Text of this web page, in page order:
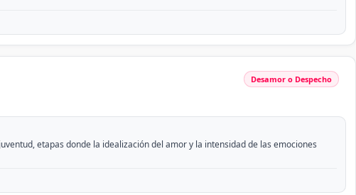
Desamor o Despecho
etapas donde la idealización del amor y la intensidad de las emociones